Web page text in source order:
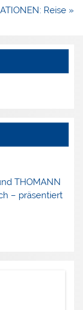
Reise »
THOMANN
– präsentiert